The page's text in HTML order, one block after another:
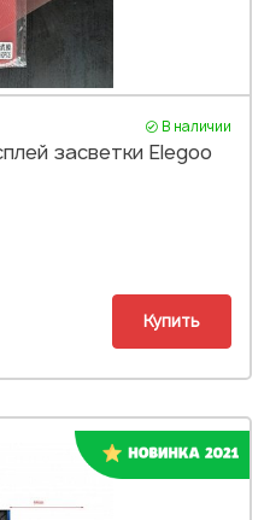
В наличии
засветки Elegoo
Купить